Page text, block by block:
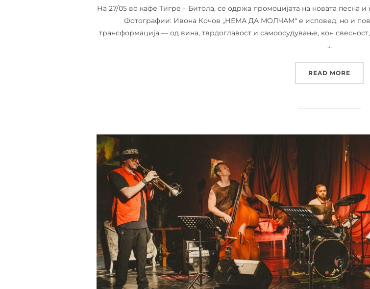
На 27/05 во кафе Тигре – Битола, се одржа промоцијата на новата песна
Фотографии: Ивона Кочов „НЕМА ДА МОЛЧАМ“ е исповед, но и
трансформација — од вина, тврдоглавост и самоосудување, кон
…
READ MORE